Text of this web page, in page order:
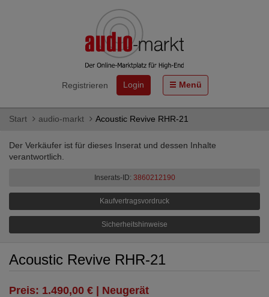
Registrieren Login Menü
Start audio-markt Acoustic Revive RHR-21
Der Verkäufer ist für dieses Inserat und dessen Inhalte
verantwortlich.
Inserats-ID: 3860212190
Kaufvertragsvordruck
Sicherheitshinweise
Acoustic Revive RHR-21
Preis: 1.490,00 € | Neugerät